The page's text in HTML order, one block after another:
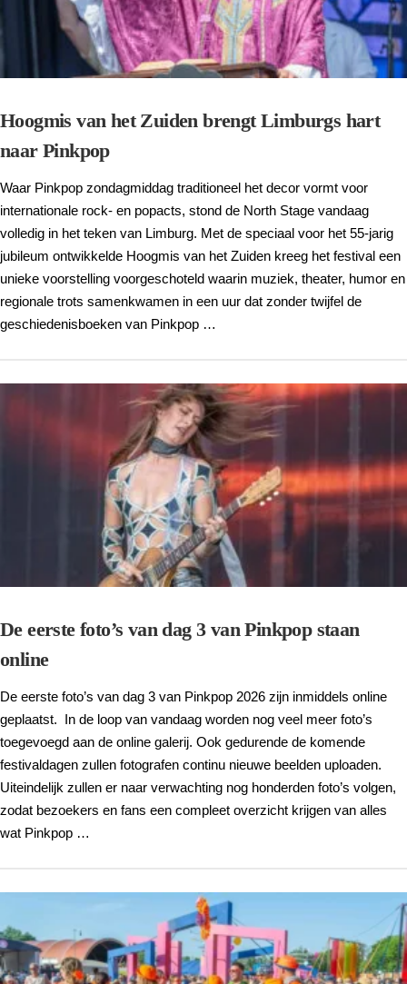
Hoogmis van het Zuiden brengt Limburgs hart
naar Pinkpop
Waar Pinkpop zondagmiddag traditioneel het decor vormt voor
internationale rock- en popacts, stond de North Stage vandaag
volledig in het teken van Limburg. Met de speciaal voor het 55-jarig
jubileum ontwikkelde Hoogmis van het Zuiden kreeg het festival een
unieke voorstelling voorgeschoteld waarin muziek, theater, humor en
regionale trots samenkwamen in een uur dat zonder twijfel de
geschiedenisboeken van Pinkpop …
De eerste foto’s van dag 3 van Pinkpop staan
online
De eerste foto’s van dag 3 van Pinkpop 2026 zijn inmiddels online
geplaatst. In de loop van vandaag worden nog veel meer foto’s
toegevoegd aan de online galerij. Ook gedurende de komende
festivaldagen zullen fotografen continu nieuwe beelden uploaden.
Uiteindelijk zullen er naar verwachting nog honderden foto’s volgen,
zodat bezoekers en fans een compleet overzicht krijgen van alles
wat Pinkpop …